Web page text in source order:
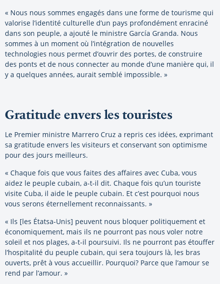
« Nous nous sommes engagés dans une forme de tourisme qui
valorise l’identité culturelle d’un pays profondément enraciné
dans son peuple, a ajouté le ministre García Granda. Nous
sommes à un moment où l’intégration de nouvelles
technologies nous permet d’ouvrir des portes, de construire
des ponts et de nous connecter au monde d’une manière qui, il
y a quelques années, aurait semblé impossible. »
Gratitude envers les touristes
Le Premier ministre Marrero Cruz a repris ces idées, exprimant
sa gratitude envers les visiteurs et conservant son optimisme
pour des jours meilleurs.
« Chaque fois que vous faites des affaires avec Cuba, vous
aidez le peuple cubain, a-t-il dit. Chaque fois qu’un touriste
visite Cuba, il aide le peuple cubain. Et c’est pourquoi nous
vous serons éternellement reconnaissants. »
« Ils [les Étatsa-Unis] peuvent nous bloquer politiquement et
économiquement, mais ils ne pourront pas nous voler notre
soleil et nos plages, a-t-il poursuivi. Ils ne pourront pas étouffer
l’hospitalité du peuple cubain, qui sera toujours là, les bras
ouverts, prêt à vous accueillir. Pourquoi? Parce que l’amour se
rend par l’amour. »